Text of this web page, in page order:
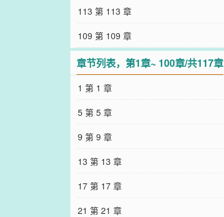
113 第 113 章
109 第 109 章
章节列表，第1章~ 100章/共117章
1 第 1 章
5 第 5 章
9 第 9 章
13 第 13 章
17 第 17 章
21 第 21 章